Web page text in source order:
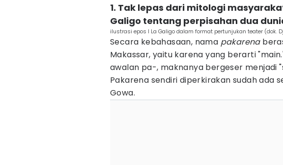
1. Tak lepas dari mitologi
Galigo tentang perpisahan dua
ilustrasi epos I La Galigo dalam format pertunjukan teater (dok.
Secara kebahasaan, nama pakarena
Makassar, yaitu karena yang berarti
awalan pa-, maknanya bergeser menjadi
Pakarena sendiri diperkirakan sudah ada
Gowa.